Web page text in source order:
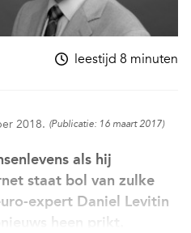
leestijd 8 minuten
2018. (Publicatie: 16 maart 2017)
als hij
staat bol van zulke
expert Daniel Levitin
heen prikt.